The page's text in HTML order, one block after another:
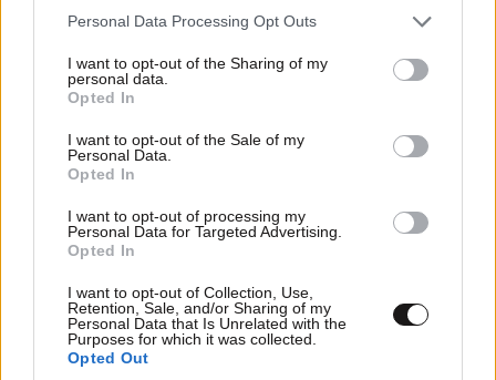
Please note that this website/app uses one or more Google
not limited to your visit or usage behaviour. You may click to
grant or deny consent to Google and its third-party tags to
use your data for below specified purposes in below Google
consent section.
Personal Data Processing Opt Outs
I want to opt-out of the Sharing of my
personal data.
Opted In
I want to opt-out of the Sale of my
Personal Data.
Opted In
I want to opt-out of processing my
Personal Data for Targeted Advertising.
Opted In
I want to opt-out of Collection, Use,
Retention, Sale, and/or Sharing of my
Personal Data that Is Unrelated with the
Purposes for which it was collected.
Opted Out
TRENDING